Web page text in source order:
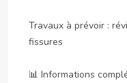
Travaux à prévoir :
fissures
📊 Informations